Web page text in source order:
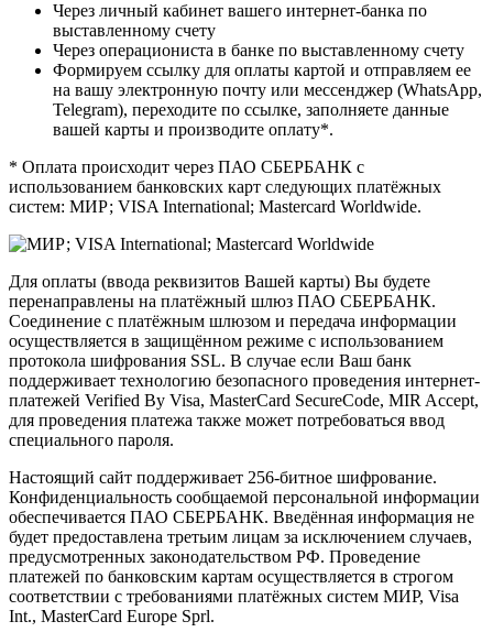
Через личный кабинет вашего интернет-банка по
выставленному счету
Через операциониста в банке по выставленному счету
Формируем ссылку для оплаты картой и отправляем ее
на вашу электронную почту или мессенджер (WhatsApp,
Telegram), переходите по ссылке, заполняете данные
вашей карты и производите оплату*.
* Оплата происходит через ПАО СБЕРБАНК с
использованием банковских карт следующих платёжных
систем: МИР; VISA International; Mastercard Worldwide.
Для оплаты (ввода реквизитов Вашей карты) Вы будете
перенаправлены на платёжный шлюз ПАО СБЕРБАНК.
Соединение с платёжным шлюзом и передача информации
осуществляется в защищённом режиме с использованием
протокола шифрования SSL. В случае если Ваш банк
поддерживает технологию безопасного проведения интернет-
платежей Verified By Visa, MasterCard SecureCode, MIR Accept,
для проведения платежа также может потребоваться ввод
специального пароля.
Настоящий сайт поддерживает 256-битное шифрование.
Конфиденциальность сообщаемой персональной информации
обеспечивается ПАО СБЕРБАНК. Введённая информация не
будет предоставлена третьим лицам за исключением случаев,
предусмотренных законодательством РФ. Проведение
платежей по банковским картам осуществляется в строгом
соответствии с требованиями платёжных систем МИР, Visa
Int., MasterCard Europe Sprl.